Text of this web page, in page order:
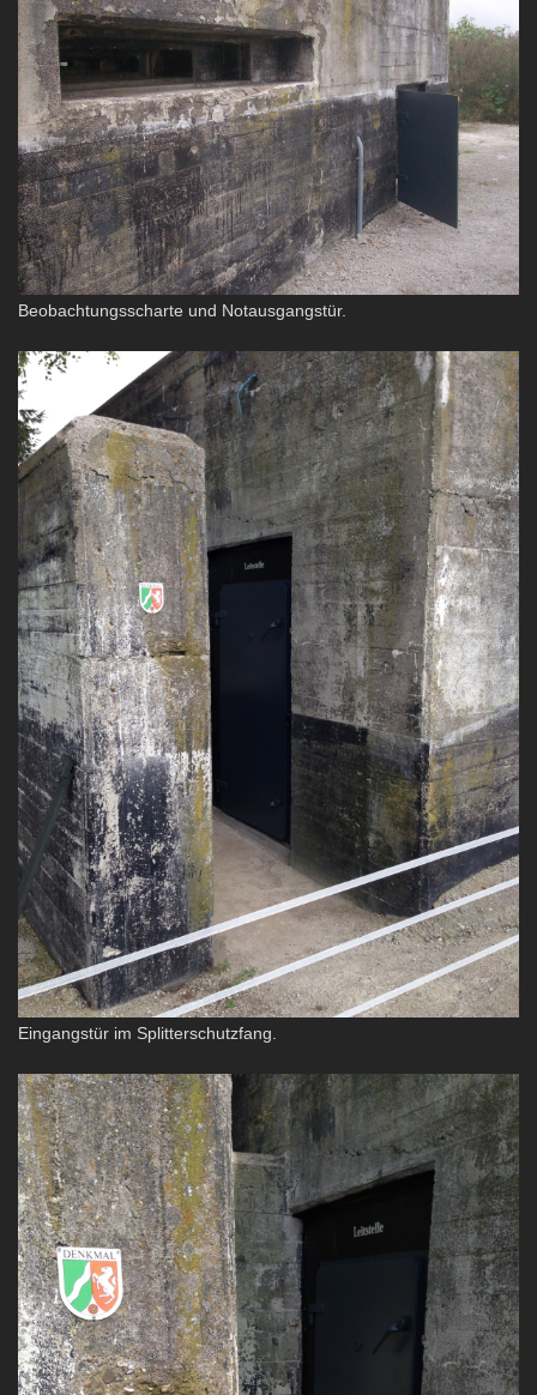
Beobachtungsscharte und Notausgangstür.
Eingangstür im Splitterschutzfang.